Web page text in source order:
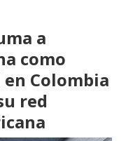
a
como
Colombia
red